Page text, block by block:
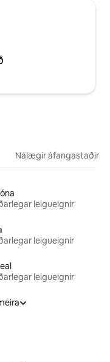
Nálægir áfangastaðir
leigueignir
leigueignir
leigueignir